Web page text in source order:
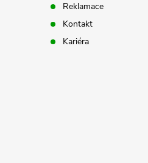
Reklamace
Kontakt
Kariéra